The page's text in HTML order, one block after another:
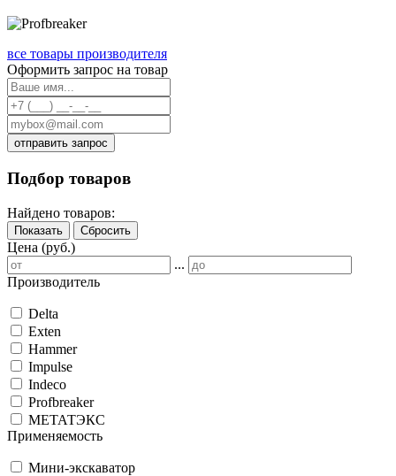
все товары производителя
Оформить запрос на товар
отправить запрос
Подбор товаров
Найдено товаров:
Показать Сбросить
Цена (руб.)
...
Производитель
Delta
Exten
Hammer
Impulse
Indeco
Profbreaker
МЕТАТЭКС
Применяемость
Мини-экскаватор